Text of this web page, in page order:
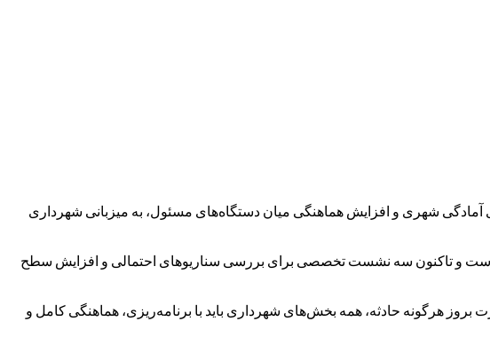
شهری و افزایش هماهنگی میان دستگاه‌های مسئول، به میزبانی شهرداری
است و تاکنون سه نشست تخصصی برای بررسی سناریوهای احتمالی و افزایش سطح
هرگونه حادثه، همه بخش‌های شهرداری باید با برنامه‌ریزی، هماهنگی کامل و